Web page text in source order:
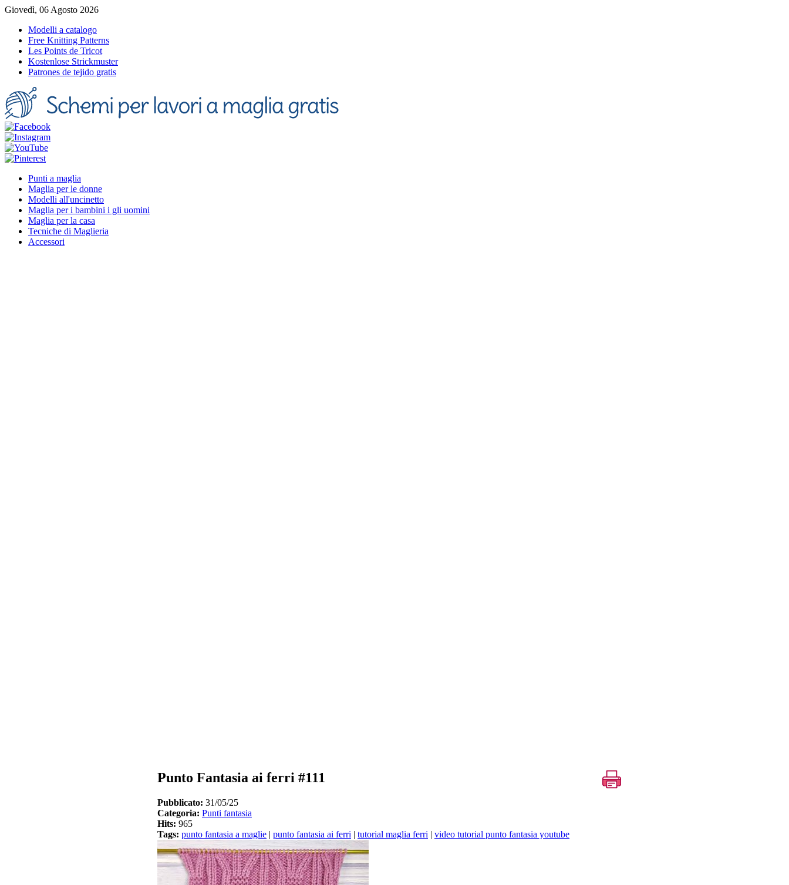
Giovedì, 06 Agosto 2026
Modelli a catalogo
Free Knitting Patterns
Les Points de Tricot
Kostenlose Strickmuster
Patrones de tejido gratis
Punti a maglia
Maglia per le donne
Modelli all'uncinetto
Maglia per i bambini i gli uomini
Maglia per la casa
Tecniche di Maglieria
Accessori
Punto Fantasia ai ferri #111
Pubblicato: 31/05/25
Categoria: Punti fantasia
Hits: 965
Tags: punto fantasia a maglie | punto fantasia ai ferri | tutorial maglia ferri | video tutorial punto fantasia youtube